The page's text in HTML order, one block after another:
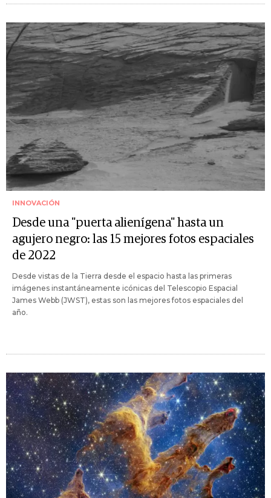
INNOVACIÓN
Desde una "puerta alienígena" hasta un
agujero negro: las 15 mejores fotos espaciales
de 2022
Desde vistas de la Tierra desde el espacio hasta las primeras
imágenes instantáneamente icónicas del Telescopio Espacial
James Webb (JWST), estas son las mejores fotos espaciales del
año.